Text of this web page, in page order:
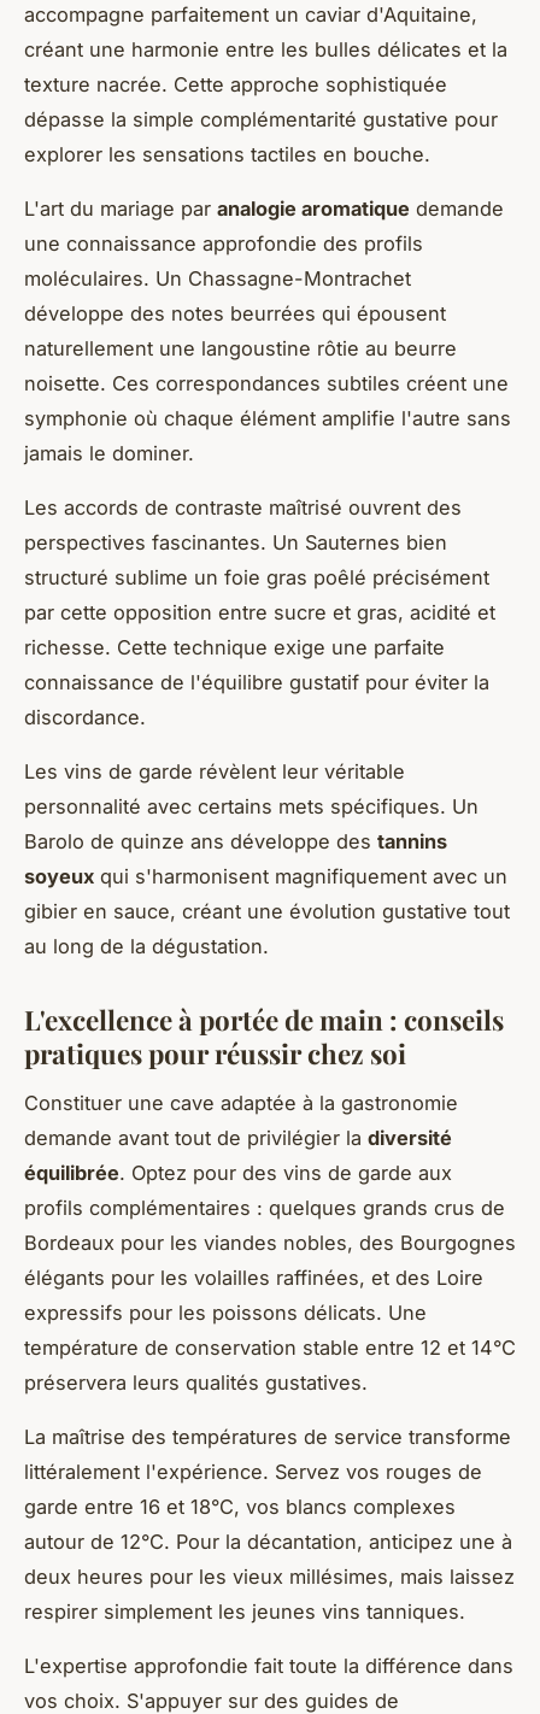
accompagne parfaitement un caviar d'Aquitaine,
créant une harmonie entre les bulles délicates et la
texture nacrée. Cette approche sophistiquée
dépasse la simple complémentarité gustative pour
explorer les sensations tactiles en bouche.
L'art du mariage par analogie aromatique demande
une connaissance approfondie des profils
moléculaires. Un Chassagne-Montrachet
développe des notes beurrées qui épousent
naturellement une langoustine rôtie au beurre
noisette. Ces correspondances subtiles créent une
symphonie où chaque élément amplifie l'autre sans
jamais le dominer.
Les accords de contraste maîtrisé ouvrent des
perspectives fascinantes. Un Sauternes bien
structuré sublime un foie gras poêlé précisément
par cette opposition entre sucre et gras, acidité et
richesse. Cette technique exige une parfaite
connaissance de l'équilibre gustatif pour éviter la
discordance.
Les vins de garde révèlent leur véritable
personnalité avec certains mets spécifiques. Un
Barolo de quinze ans développe des tannins
soyeux qui s'harmonisent magnifiquement avec un
gibier en sauce, créant une évolution gustative tout
au long de la dégustation.
L'excellence à portée de main : conseils
pratiques pour réussir chez soi
Constituer une cave adaptée à la gastronomie
demande avant tout de privilégier la diversité
équilibrée. Optez pour des vins de garde aux
profils complémentaires : quelques grands crus de
Bordeaux pour les viandes nobles, des Bourgognes
élégants pour les volailles raffinées, et des Loire
expressifs pour les poissons délicats. Une
température de conservation stable entre 12 et 14°C
préservera leurs qualités gustatives.
La maîtrise des températures de service transforme
littéralement l'expérience. Servez vos rouges de
garde entre 16 et 18°C, vos blancs complexes
autour de 12°C. Pour la décantation, anticipez une à
deux heures pour les vieux millésimes, mais laissez
respirer simplement les jeunes vins tanniques.
L'expertise approfondie fait toute la différence dans
vos choix. S'appuyer sur des guides de